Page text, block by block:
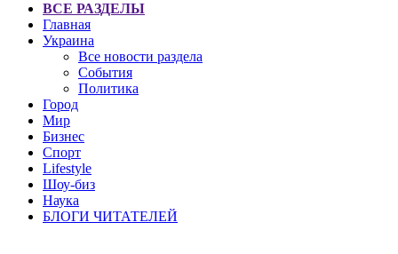
ВСЕ РАЗДЕЛЫ
Главная
Украина
Все новости раздела
События
Политика
Город
Мир
Бизнес
Спорт
Lifestyle
Шоу-биз
Наука
БЛОГИ ЧИТАТЕЛЕЙ